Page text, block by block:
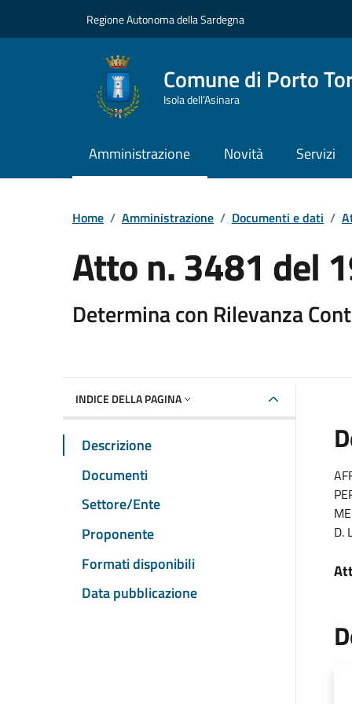
Regione Autonoma della Sardegna
Comune di Porto
Isola dell’Asinara
Amministrazione Novità Servizi
Home / Amministrazione / Documenti e dati /
Atto n. 3481 del
Determina con Rilevanza
INDICE DELLA PAGINA
Descrizione
Documenti
Settore/Ente
Proponente
Formati disponibili
Data pubblicazione
D.